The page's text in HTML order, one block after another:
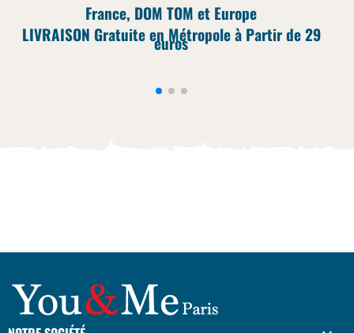
France, DOM TOM et Europe
LIVRAISON Gratuite en Métropole à Partir de 29
euros